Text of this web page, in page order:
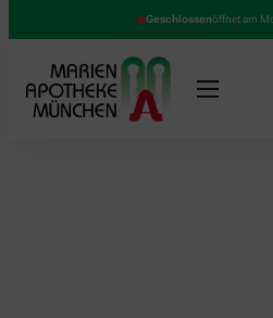
Geschlossenöffnet am